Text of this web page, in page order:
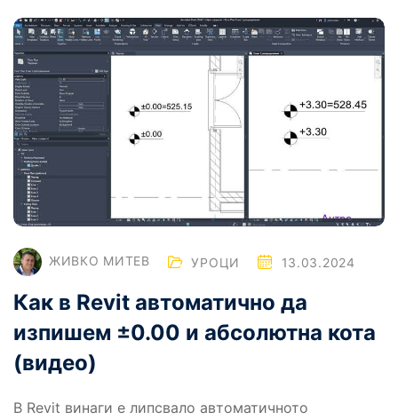
ЖИВКО МИТЕВ УРОЦИ 13.03.2024
Как в Revit автоматично да
изпишем ±0.00 и абсолютна кота
(видео)
В Revit винаги е липсвало автоматичното